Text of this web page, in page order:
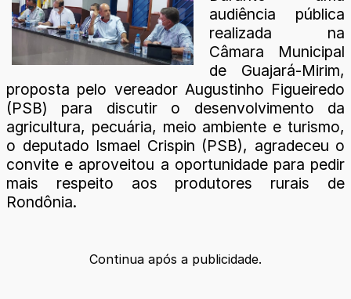
audiência pública
realizada na
Câmara Municipal
de Guajará-Mirim,
proposta pelo vereador Augustinho Figueiredo
(PSB) para discutir o desenvolvimento da
agricultura, pecuária, meio ambiente e turismo,
o deputado Ismael Crispin (PSB), agradeceu o
convite e aproveitou a oportunidade para pedir
mais respeito aos produtores rurais de
Rondônia.
Continua após a publicidade.